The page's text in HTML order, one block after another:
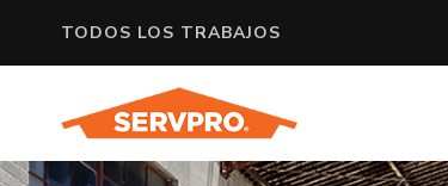
TODOS LOS TRABAJOS